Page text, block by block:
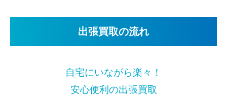
出張買取の流れ
自宅にいながら楽々！
安心便利の出張買取